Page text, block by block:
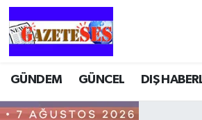
GÜNDEM GÜNCEL DIŞ